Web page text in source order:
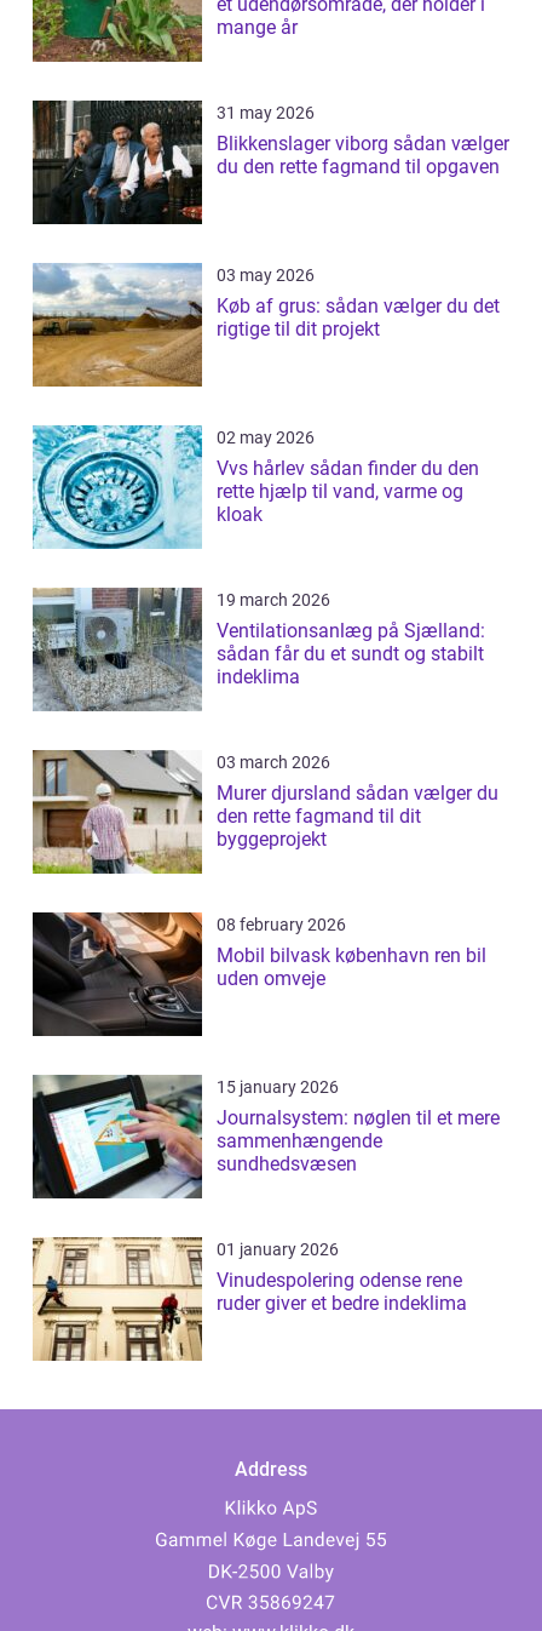
mange år
31 may 2026
Blikkenslager viborg sådan vælger
du den rette fagmand til opgaven
03 may 2026
Køb af grus: sådan vælger du det
rigtige til dit projekt
02 may 2026
Vvs hårlev sådan finder du den
rette hjælp til vand, varme og
kloak
19 march 2026
Ventilationsanlæg på Sjælland:
sådan får du et sundt og stabilt
indeklima
03 march 2026
Murer djursland sådan vælger du
den rette fagmand til dit
byggeprojekt
08 february 2026
Mobil bilvask københavn ren bil
uden omveje
15 january 2026
Journalsystem: nøglen til et mere
sammenhængende
sundhedsvæsen
01 january 2026
Vinudespolering odense rene
ruder giver et bedre indeklima
Address